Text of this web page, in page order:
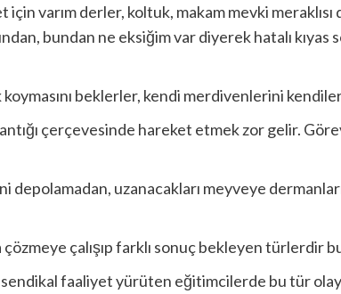
varım derler, koltuk, makam mevki
bundan ne eksiğim var diyerek hatalı
beklerler, kendi merdivenlerini
çerçevesinde hareket etmek zor gelir.
depolamadan, uzanacakları meyveye
çözmeye çalışıp farklı sonuç bekleyen türlerdir
faaliyet yürüten eğitimcilerde bu tür